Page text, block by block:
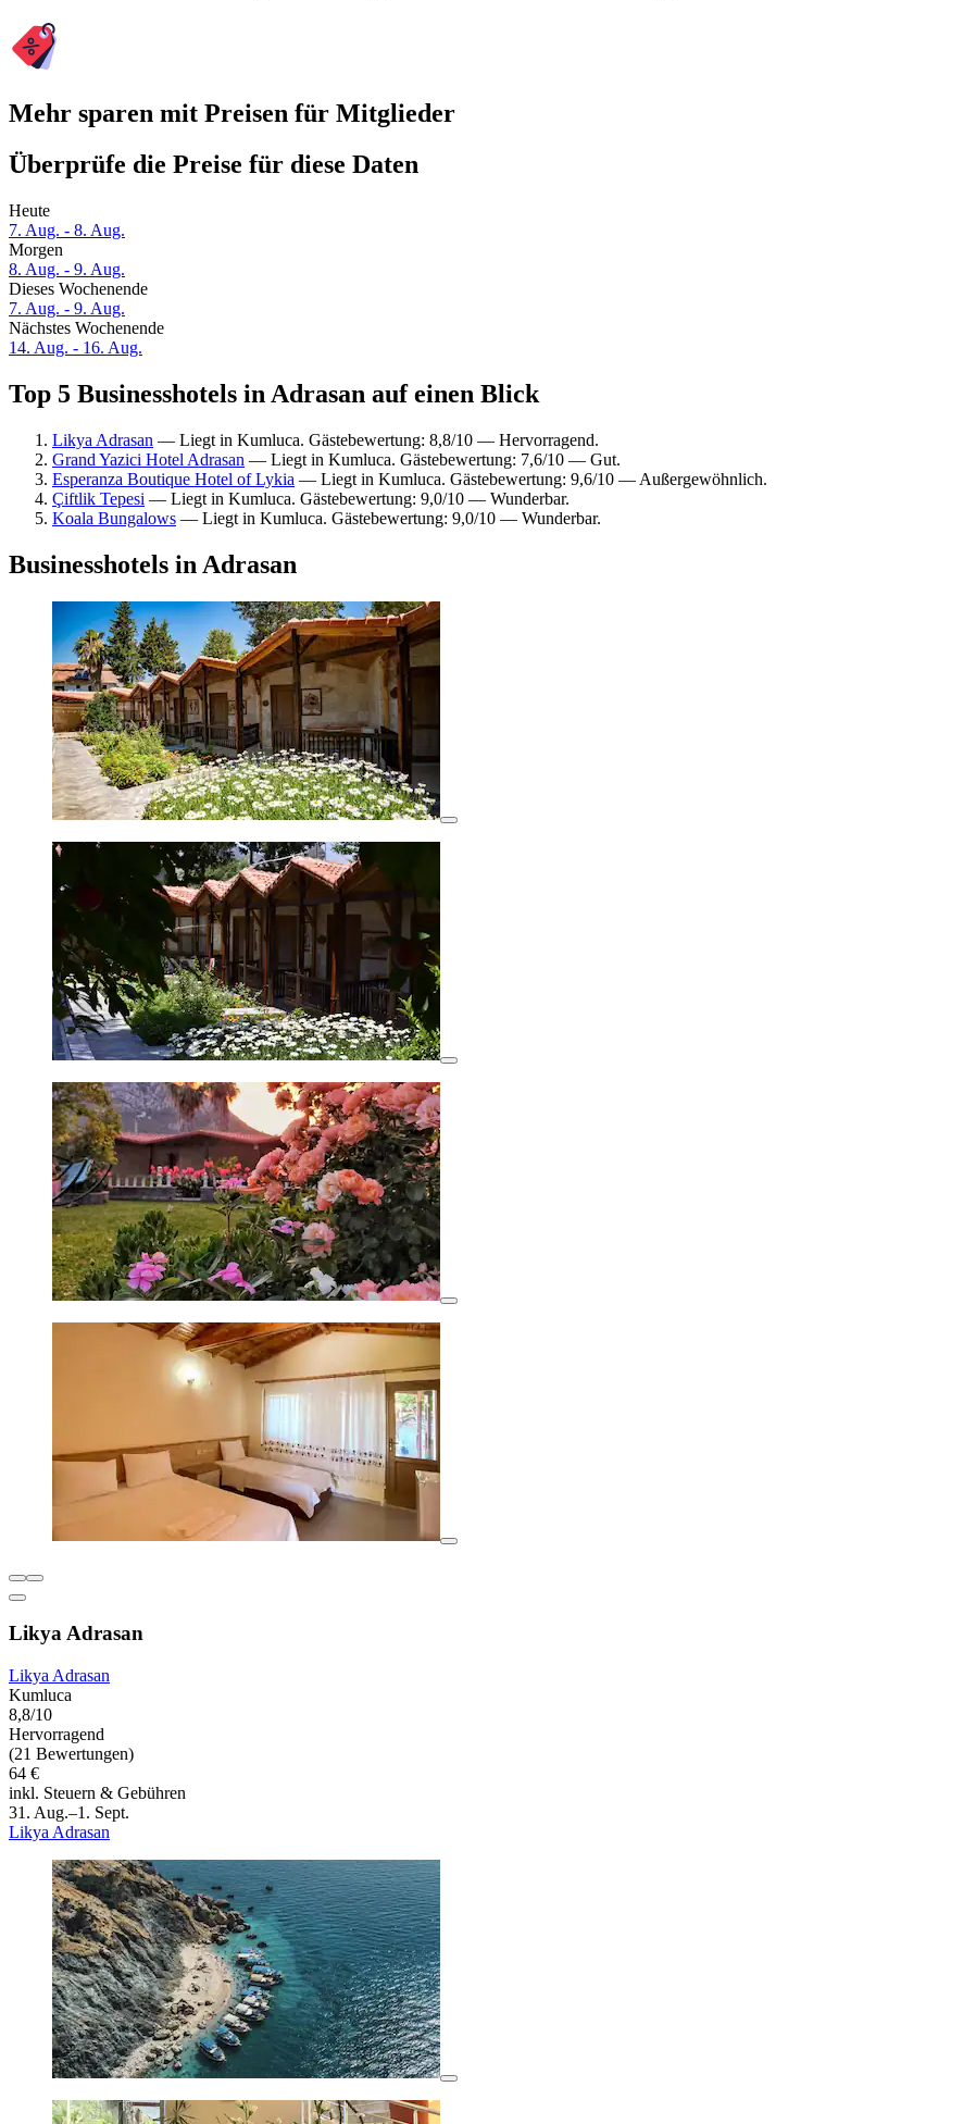
Mehr sparen mit Preisen für Mitglieder
Überprüfe die Preise für diese Daten
Heute
7. Aug. - 8. Aug.
Morgen
8. Aug. - 9. Aug.
Dieses Wochenende
7. Aug. - 9. Aug.
Nächstes Wochenende
14. Aug. - 16. Aug.
Top 5 Businesshotels in Adrasan auf einen Blick
Likya Adrasan — Liegt in Kumluca. Gästebewertung: 8,8/10 — Hervorragend.
Grand Yazici Hotel Adrasan — Liegt in Kumluca. Gästebewertung: 7,6/10 — Gut.
Esperanza Boutique Hotel of Lykia — Liegt in Kumluca. Gästebewertung: 9,6/10 — Außergewöhnlich.
Çiftlik Tepesi — Liegt in Kumluca. Gästebewertung: 9,0/10 — Wunderbar.
Koala Bungalows — Liegt in Kumluca. Gästebewertung: 9,0/10 — Wunderbar.
Businesshotels in Adrasan
Likya Adrasan
Likya Adrasan
Kumluca
8,8/10
Hervorragend
(21 Bewertungen)
64 €
inkl. Steuern & Gebühren
31. Aug.–1. Sept.
Likya Adrasan